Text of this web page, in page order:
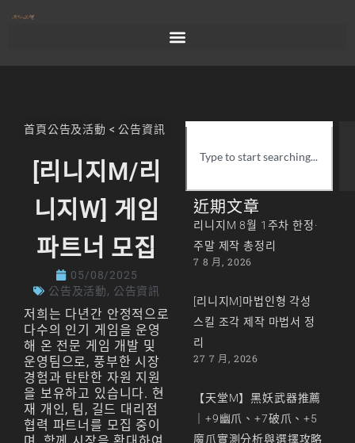
首頁公告及活動 <公告資訊
[리니지M/리
니지W] 게임
파트너 모집
05/08/2025
公告及活動, 公告資訊
저희는 다년간 안정적으로
다수의 인기 게임을 운영
해 온 전문 게임 개발 및
운영팀으로, 풍부한 시장
경험과 탄탄한 자원 지원
을 보유하고 있습니다. 현
재 개인, 팀, 길드 대리점
협력 파트너를 모집 중이
近期文章
리니지M 8월 1주차 한정·
주말 제작 총정리
7 8 月, 2026
[리니지M]마법인형 각성
스킬 조각 제작 마법서 정
리
27 7 月, 2026
【天堂M】黑妖武器推薦
｜+9幽爪、+7破爪、+5
魔爪實測分析與選擇攻略